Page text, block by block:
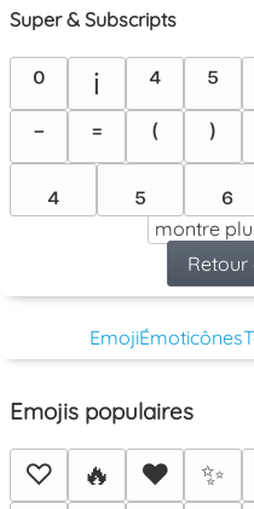
Super & Subscripts
⁰ i ⁴ ⁵
⁻
⁼ ⁽ ⁾
₄
₅ ₆
montre
EmojiÉmoticônes
Emojis populaires
♡ 🔥 ❤️ ✨